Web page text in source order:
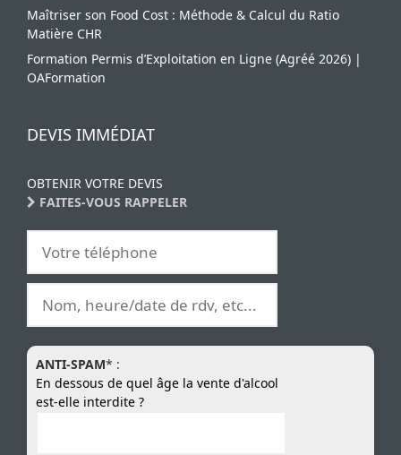
Maîtriser son Food Cost : Méthode & Calcul du Ratio
Matière CHR
Formation Permis d’Exploitation en Ligne (Agréé 2026) |
OAFormation
DEVIS IMMÉDIAT
OBTENIR VOTRE DEVIS
FAITES-VOUS RAPPELER
ANTI-SPAM* :
En dessous de quel âge la vente d'alcool
est-elle interdite ?